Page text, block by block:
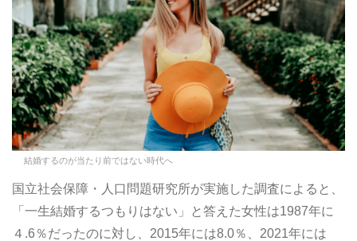
結婚するのが当たり前ではない時代へ
国立社会保障・人口問題研究所が実施した調査によると、
「一生結婚するつもりはない」と答えた女性は1987年に
４.6％だったのに対し、2015年には8.0％、2021年には